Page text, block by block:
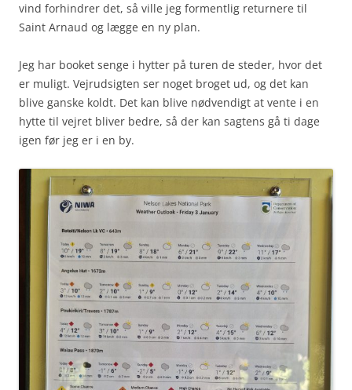
vind forhindrer det, så ville jeg formentlig returnere til
Saint Arnaud og lægge en ny plan.
Jeg har booket senge i hytter på turen de steder, hvor det
er muligt. Vejrudsigten ser noget broget ud, og det kan
blive ganske koldt. Det kan blive nødvendigt at vente i en
hytte til vejret bliver bedre, så der kan sagtens gå ti dage
igen før jeg er i en by.